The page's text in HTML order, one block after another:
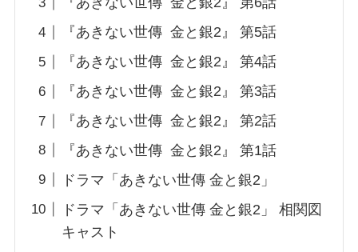
『あきない世傳 金と銀2』 第5話
『あきない世傳 金と銀2』 第4話
『あきない世傳 金と銀2』 第3話
『あきない世傳 金と銀2』 第2話
『あきない世傳 金と銀2』 第1話
ドラマ「あきない世傳 金と銀2」
ドラマ「あきない世傳 金と銀2」 相関図
キャスト